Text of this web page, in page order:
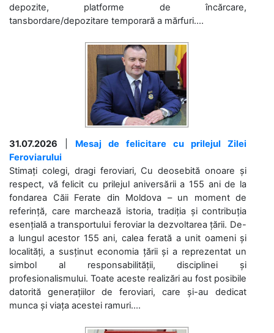
depozite, platforme de încărcare,
tansbordare/depozitare temporară a mărfuri....
31.07.2026
Mesaj de felicitare cu prilejul Zilei
Feroviarului
Stimați colegi, dragi feroviari, Cu deosebită onoare și
respect, vă felicit cu prilejul aniversării a 155 ani de la
fondarea Căii Ferate din Moldova – un moment de
referință, care marchează istoria, tradiția și contribuția
esențială a transportului feroviar la dezvoltarea țării. De-
a lungul acestor 155 ani, calea ferată a unit oameni și
localități, a susținut economia țării și a reprezentat un
simbol al responsabilității, disciplinei și
profesionalismului. Toate aceste realizări au fost posibile
datorită generațiilor de feroviari, care și-au dedicat
munca și viața acestei ramuri....